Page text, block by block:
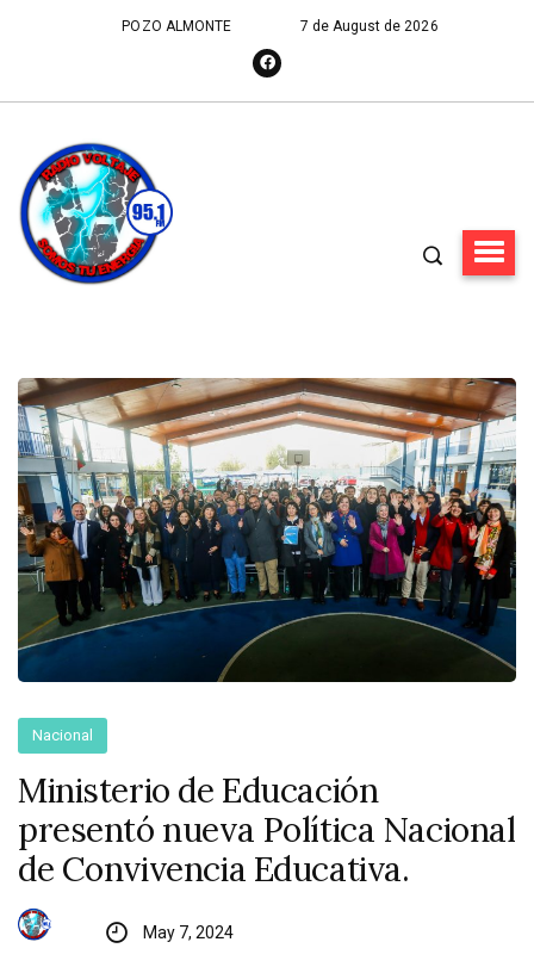
POZO ALMONTE 7 de August de 2026
Nacional
Ministerio de Educación
presentó nueva Política Nacional
de Convivencia Educativa.
May 7, 2024